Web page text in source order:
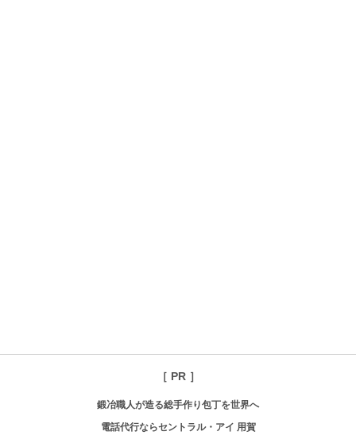
［ PR ］
鍛冶職人が造る総手作り包丁を世界へ
電話代行ならセントラル・アイ 用賀